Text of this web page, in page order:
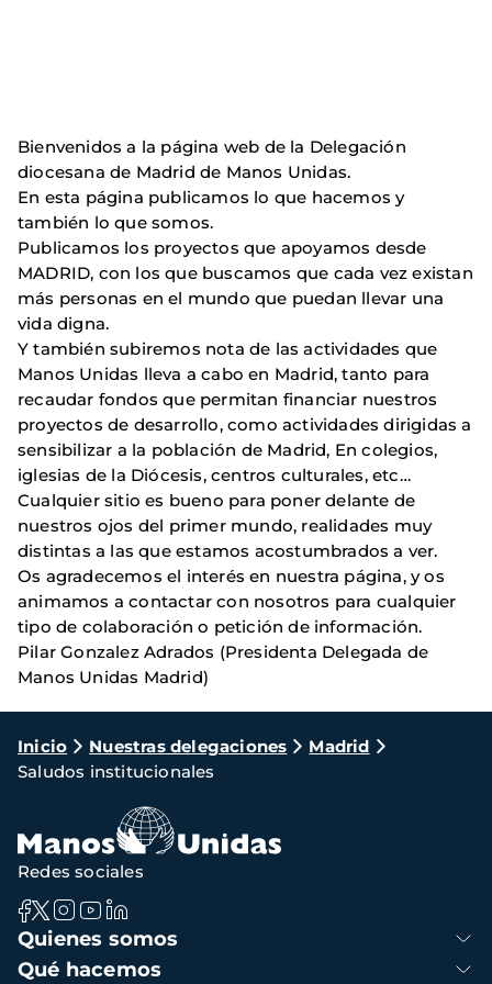
Bienvenidos a la página web de la Delegación
diocesana de Madrid de Manos Unidas.
En esta página publicamos lo que hacemos y
también lo que somos.
Publicamos los proyectos que apoyamos desde
MADRID, con los que buscamos que cada vez existan
más personas en el mundo que puedan llevar una
vida digna.
Y también subiremos nota de las actividades que
Manos Unidas lleva a cabo en Madrid, tanto para
recaudar fondos que permitan financiar nuestros
proyectos de desarrollo, como actividades dirigidas a
sensibilizar a la población de Madrid, En colegios,
iglesias de la Diócesis, centros culturales, etc…
Cualquier sitio es bueno para poner delante de
nuestros ojos del primer mundo, realidades muy
distintas a las que estamos acostumbrados a ver.
Os agradecemos el interés en nuestra página, y os
animamos a contactar con nosotros para cualquier
tipo de colaboración o petición de información.
Pilar Gonzalez Adrados (Presidenta Delegada de
Manos Unidas Madrid)
Ruta
de
navegación
Inicio Nuestras delegaciones
Madrid
Saludos institucionales
Navegación
principal
Quienes somos
Qué hacemos
Redes sociales